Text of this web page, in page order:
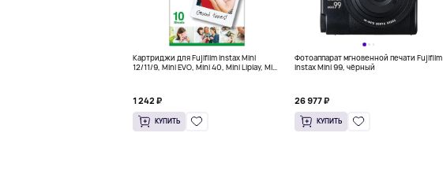
Картриджи для Fujifilm Instax Mini
12/11/9, Mini EVO, Mini 40, Mini Liplay, Mini
1 242 ₽
КУПИТЬ
Фотоаппарат мгновенной печати Fujifilm
Instax Mini 99, чёрный
26 977 ₽
КУПИТЬ